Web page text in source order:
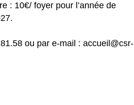
: 10€/ foyer pour l’année de
ou par e-mail : accueil@csr-